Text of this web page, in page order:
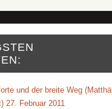
und der breite Weg
27. Februar 2011